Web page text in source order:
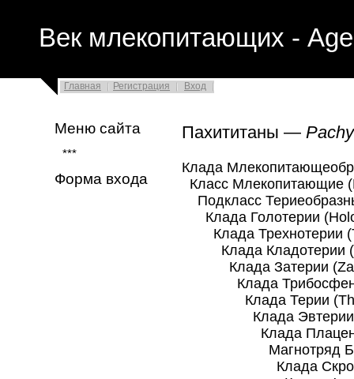
Век млекопитающих -
Главная Регистрация Вход
Меню сайта
***
Форма входа
Пахититаны —
Клада
Класс Млекопитающие
Подкласс
Клада Голотерии
Клада Трехнотерии
Клада Кладотерии
Клада Затерии
Клада
Клада Терии
Клада Эвтерии
Клада
Магнотряд
Клада